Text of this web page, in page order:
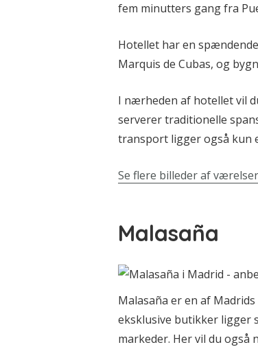
fem minutters gang fra
Hotellet har en
Marquis de Cubas, og
I nærheden af hotellet vil
serverer traditionelle
transport ligger også kun
Se flere billeder af
Malasaña
Malasaña er en af
eksklusive butikker ligger
markeder. Her vil du også